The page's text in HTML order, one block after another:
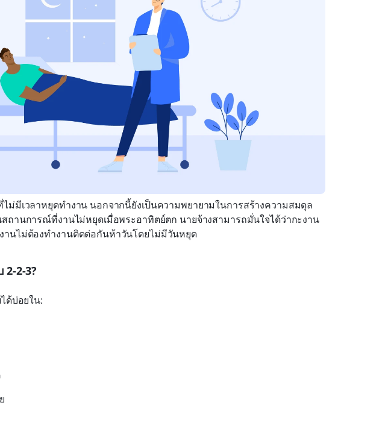
ม่มีเวลาหยุดทำงาน นอกจากนี้ยังเป็นความพยายามในการสร้างความสมดุล
ถานการณ์ที่งานไม่หยุดเมื่อพระอาทิตย์ตก นายจ้างสามารถมั่นใจได้ว่ากะงาน
นไม่ต้องทำงานติดต่อกันห้าวันโดยไม่มีวันหยุด
2-2-3?
ด้บ่อยใน: